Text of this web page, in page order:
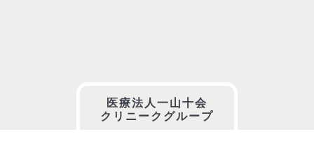
医療法人一山十会
クリニークグループ